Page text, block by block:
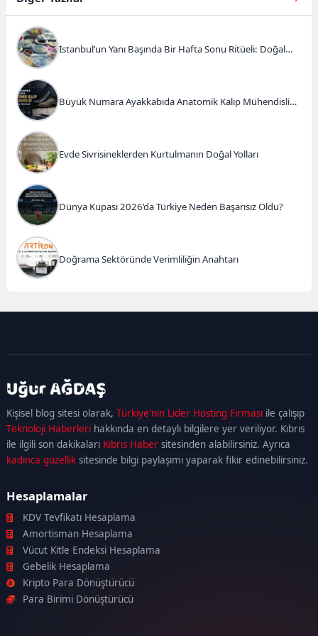
İstanbul’un Yanı Başında Bir Hafta Sonu Ritüeli: Doğal
Büyük Numara Ayakkabıda Anatomik Kalıp Mühendisliği
Evde Sivrisineklerden Kurtulmanın Doğal Yolları
Dünya Kupası 2026’da Türkiye Neden Başarısız Oldu?
Doğrama Sektöründe Verimliliğin Anahtarı
Kişisel blog sitesi olarak,Türkiye'nin Lider Hosting Firması ile çalışıp
Teknoloji Haberleri hakkında en detaylı bilgilere yer veriliyor. Kıbrıs
ile ilgili son dakikaları Kıbrıs Haber sitesinden alabilirsiniz. Ayrıca
kadınca güzellik sitesinde bilgi paylaşımı yaparak fikir edinebilirsiniz.
kadıköy
escortmaltepe
escortataşehir
escortümraniye
escort
Hesaplamalar
KDV Tevfikatı Hesaplama
Amortisman Hesaplama
Vücut Kitle Endeksi Hesaplama
Gebelik Hesaplama
Kripto Para Dönüştürücü
Para Birimi Dönüştürücü